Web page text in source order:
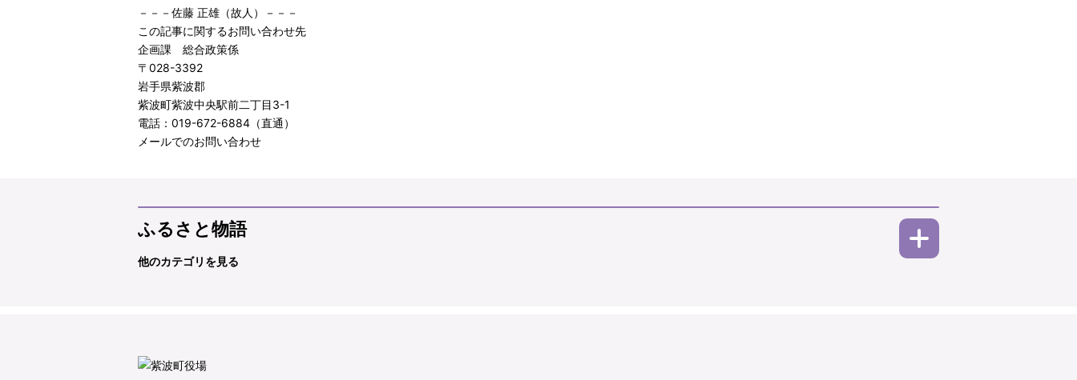
－－－佐藤 正雄（故人）－－－
この記事に関するお問い合わせ先
企画課 総合政策係
〒028-3392
岩手県紫波郡
紫波町紫波中央駅前二丁目3-1
電話：019-672-6884（直通）
メールでのお問い合わせ
ふるさと物語
他のカテゴリを見る